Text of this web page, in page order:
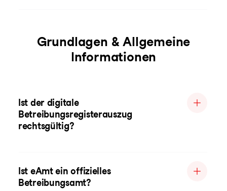
Grundlagen & Allgemeine
Informationen
Ist der digitale
Betreibungsregisterauszug
rechtsgültig?
Ist eAmt ein offizielles
Betreibungsamt?